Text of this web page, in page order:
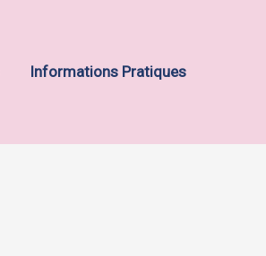
Informations Pratiques